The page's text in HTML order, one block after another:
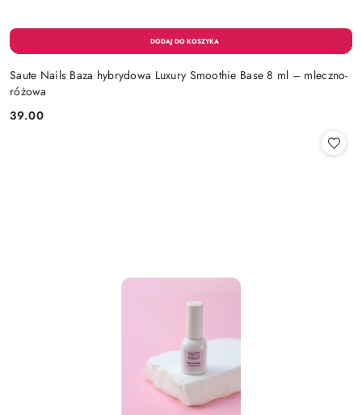
Saute Nails Baza hybrydowa Luxury Smoothie Base 8 ml – mleczno-
różowa
Cena:
39.00